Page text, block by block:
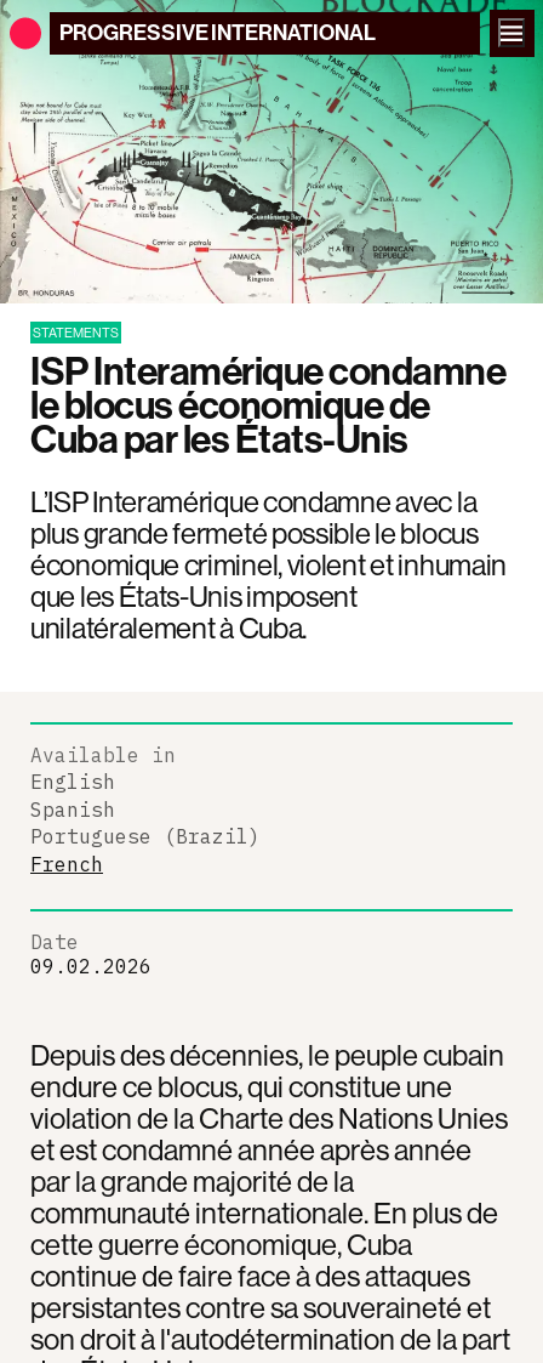
PROGRESSIVEINTERNATIONAL
STATEMENTS
ISP Interamérique condamne
le blocus économique de
Cuba par les États-Unis
L’ISP Interamérique condamne avec la
plus grande fermeté possible le blocus
économique criminel, violent et inhumain
que les États-Unis imposent
unilatéralement à Cuba.
Depuis des décennies, le peuple cubain
endure ce blocus, qui constitue une
violation de la Charte des Nations Unies
et est condamné année après année
par la grande majorité de la
communauté internationale. En plus de
cette guerre économique, Cuba
continue de faire face à des attaques
persistantes contre sa souveraineté et
son droit à l'autodétermination de la part
Available in
English
Spanish
Portuguese (Brazil)
French
Date
09.02.2026